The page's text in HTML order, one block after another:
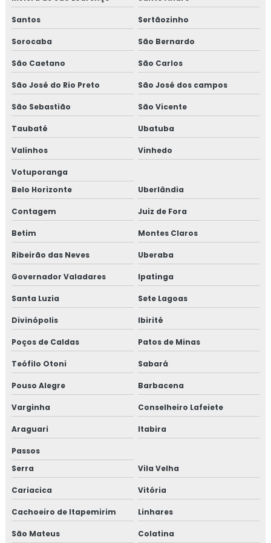
Santos Sertãozinho
Sorocaba São Bernardo
São Caetano São Carlos
São José do Rio Preto São José dos campos
São Sebastião São Vicente
Taubaté Ubatuba
Valinhos Vinhedo
Votuporanga
Belo Horizonte
Uberlândia
Contagem Juiz de Fora
Betim Montes Claros
Ribeirão das Neves Uberaba
Governador Valadares Ipatinga
Santa Luzia Sete Lagoas
Divinópolis Ibirité
Poços de Caldas Patos de Minas
Teófilo Otoni Sabará
Pouso Alegre Barbacena
Varginha Conselheiro Lafeiete
Araguari Itabira
Passos
Serra
Vila Velha
Cariacica Vitória
Cachoeiro de Itapemirim Linhares
São Mateus Colatina